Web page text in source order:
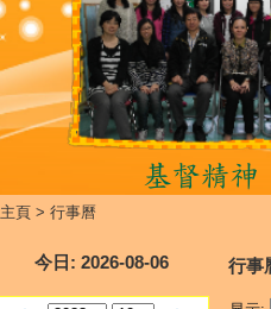
主頁> 行事曆
今日 : 2026-08-06 行事